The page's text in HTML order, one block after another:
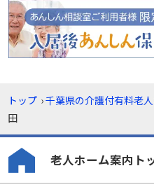
トップ ›千葉県の介護付有料老
田
老人ホーム案内ト